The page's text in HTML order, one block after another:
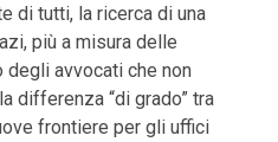
di tutti, la ricerca di una
più a misura delle
avvocati che non
differenza “di grado” tra
frontiere per gli uffici